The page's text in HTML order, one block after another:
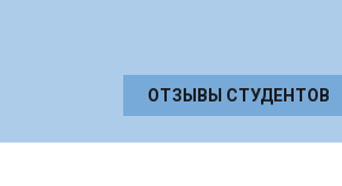
ОТЗЫВЫ СТУДЕНТОВ